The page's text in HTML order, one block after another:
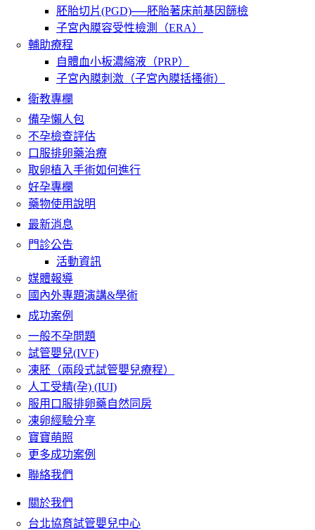
胚胎切片(PGD)──胚胎著床前基因篩檢
子宮內膜容受性檢測（ERA）
輔助療程
自體血小板濃縮液（PRP）
子宮內膜刺激（子宮內膜括搔術）
衛教專欄
備孕懶人包
不孕檢查評估
口服排卵藥治療
取卵植入手術如何進行
好孕專欄
藥物使用說明
最新消息
門診公告
活動資訊
媒體報導
國內外專題演講&學術
成功案例
一般不孕問題
試管嬰兒(IVF)
凍胚（兩段式試管嬰兒療程）
人工受精(孕) (IUI)
服用口服排卵藥自然同房
凍卵經驗分享
寶寶萌照
更多成功案例
聯絡我們
關於我們
台北協育試管嬰兒中心